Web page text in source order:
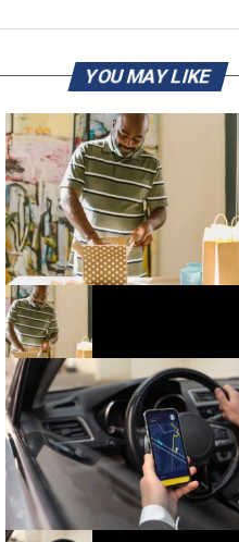
YOU MAY LIKE
Pesquisa aponta que Dia dos
movimentar R$ 29,7 bilhões no
comércio e serviços do país